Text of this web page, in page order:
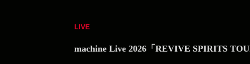
LIVE
machine Live 2026「REVIVE SPIRITS